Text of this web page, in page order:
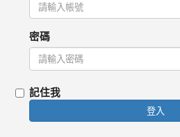
密碼
記住我
登入